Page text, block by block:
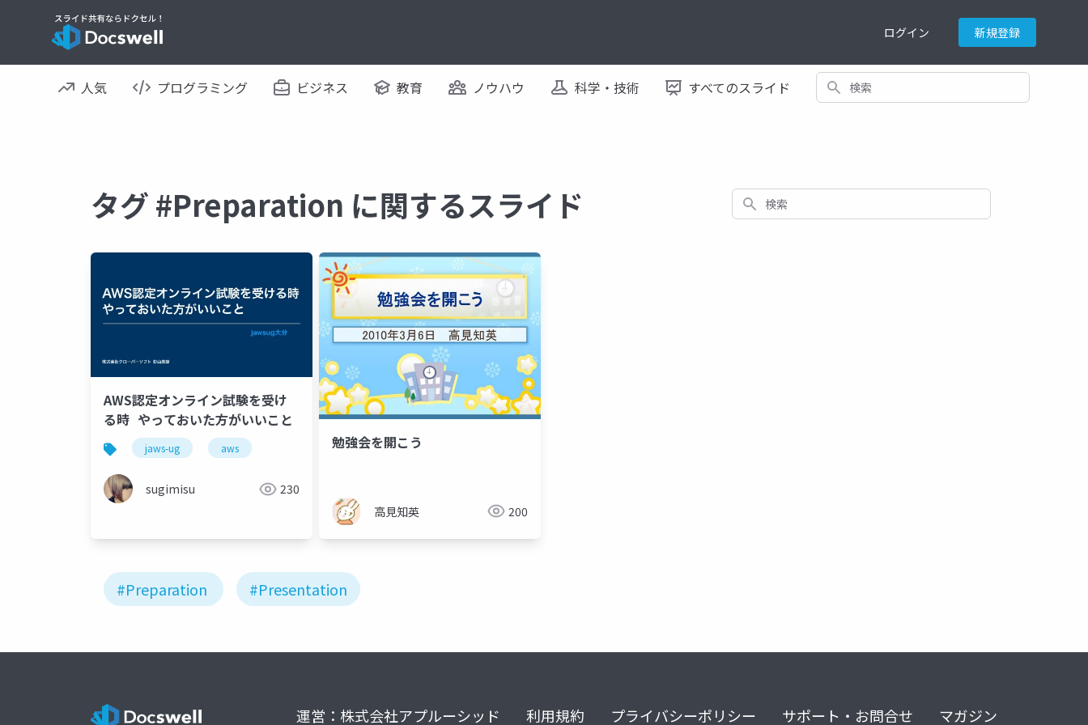
ログイン 新規登録
人気 プログラミング ビジネス 教育 ノウハウ 科学・技術 すべてのスライド 検索
タグ #Preparation に関するスライド 検索
AWS認定オンライン試験を受け
る時 やっておいた方がいいこと
jaws-ug aws
sugimisu 230
勉強会を開こう
高見知英 200
#Preparation #Presentation
運営：株式会社アプルーシッド 利用規約 プライバシーポリシー サポート・お問合せ マガジン